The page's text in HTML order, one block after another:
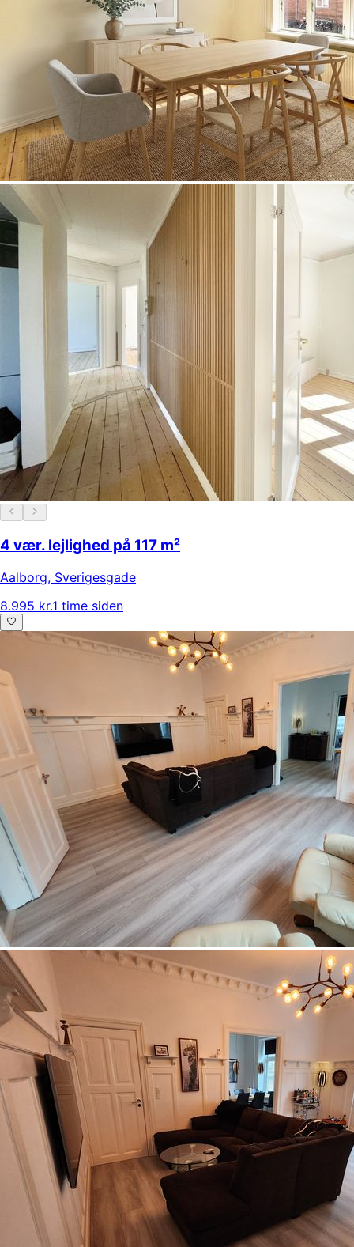
4 vær. lejlighed på 117 m²
Aalborg, Sverigesgade
8.995 kr.1 time siden